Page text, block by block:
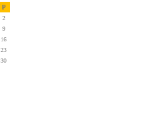
P
2
9
16
23
30